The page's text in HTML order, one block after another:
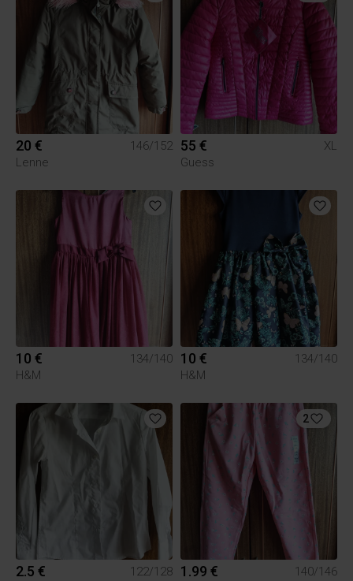
20 €
146/152
Lenne
55 €
XL
Guess
10 €
134/140
H&M
10 €
134/140
H&M
2.5 € 122/128
2
1.99 € 140/146